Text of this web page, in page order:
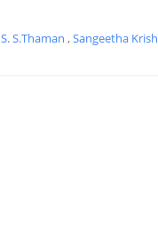
S. S.Thaman ,Sangeetha Krish